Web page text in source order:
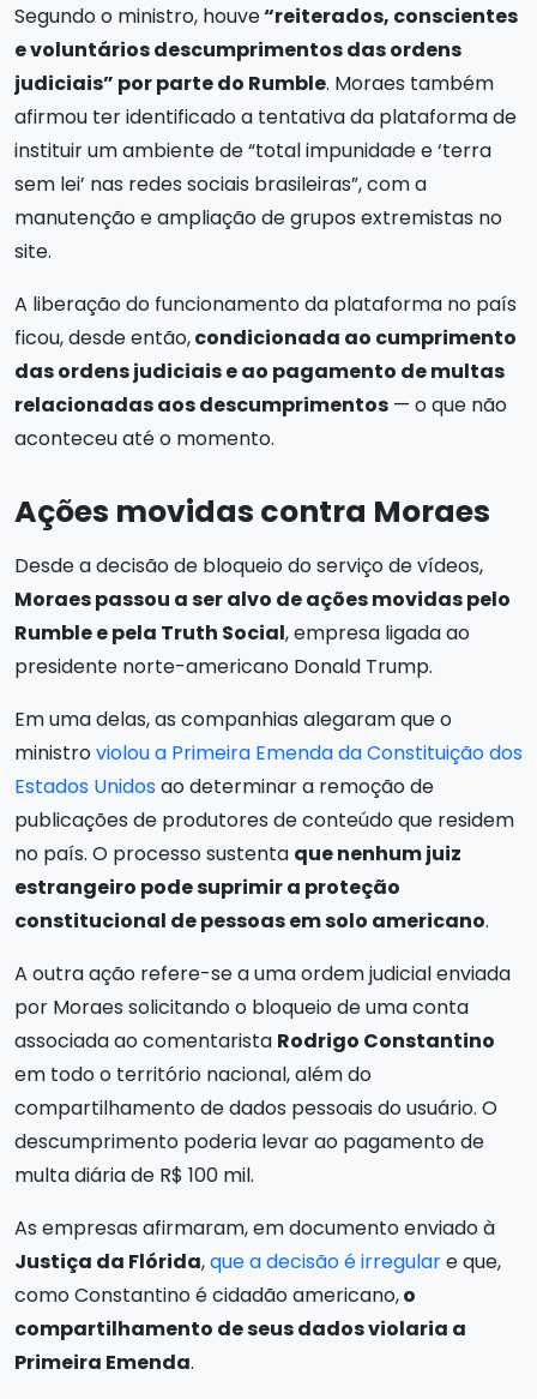
Segundo o ministro, houve“reiterados, conscientes
e voluntários descumprimentos das ordens
judiciais” por parte do Rumble. Moraes também
afirmou ter identificado a tentativa da plataforma de
instituir um ambiente de “total impunidade e ‘terra
sem lei’ nas redes sociais brasileiras”, com a
manutenção e ampliação de grupos extremistas no
site.
A liberação do funcionamento da plataforma no país
ficou, desde então,condicionada ao cumprimento
das ordens judiciais e ao pagamento de multas
relacionadas aos descumprimentos — o que não
aconteceu até o momento.
Ações movidas contra Moraes
Desde a decisão de bloqueio do serviço de vídeos,
Moraes passou a ser alvo de ações movidas pelo
Rumble e pela Truth Social, empresa ligada ao
presidente norte-americano Donald Trump.
Em uma delas, as companhias alegaram que o
ministroviolou a Primeira Emenda da Constituição dos
Estados Unidosao determinar a remoção de
publicações de produtores de conteúdo que residem
no país. O processo sustenta que nenhum juiz
estrangeiro pode suprimir a proteção
constitucional de pessoas em solo americano.
A outra ação refere-se a uma ordem judicial enviada
por Moraes solicitando o bloqueio de uma conta
associada ao comentarista Rodrigo Constantino
em todo o território nacional, além do
compartilhamento de dados pessoais do usuário. O
descumprimento poderia levar ao pagamento de
multa diária de R$ 100 mil.
As empresas afirmaram, em documento enviado à
Justiça da Flórida,que a decisão é irregulare que,
como Constantino é cidadão americano,o
compartilhamento de seus dados violaria a
Primeira Emenda.